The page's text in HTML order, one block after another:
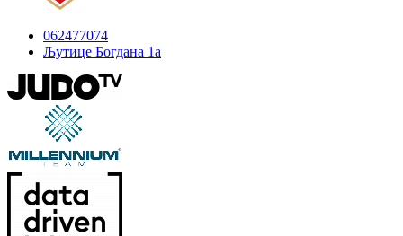
062477074
Љутице Богдана 1а